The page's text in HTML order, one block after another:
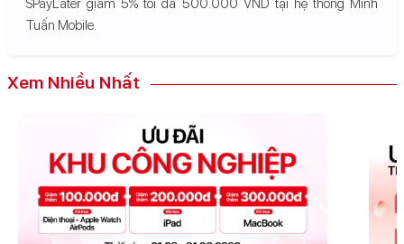
SPayLater giảm 5% tối đa 500.000 VND tại hệ thống Minh
Tuấn Mobile.
Xem Nhiều Nhất